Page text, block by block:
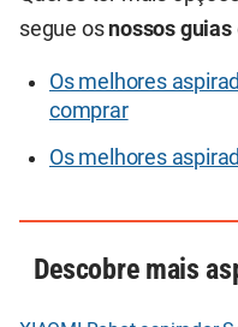
segue os nossos guias
Os melhores
comprar
Os melhores
Descobre mais